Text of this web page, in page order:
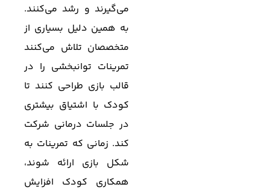
می‌گیرند و رشد می‌کنند.
به همین دلیل بسیاری از
متخصصان تلاش می‌کنند
تمرینات توانبخشی را در
قالب بازی طراحی کنند تا
کودک با اشتیاق بیشتری
در جلسات درمانی شرکت
کند. زمانی که تمرینات به
شکل بازی ارائه شوند،
همکاری کودک افزایش